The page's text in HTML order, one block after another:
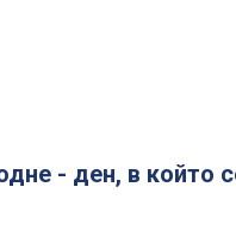
- ден, в който